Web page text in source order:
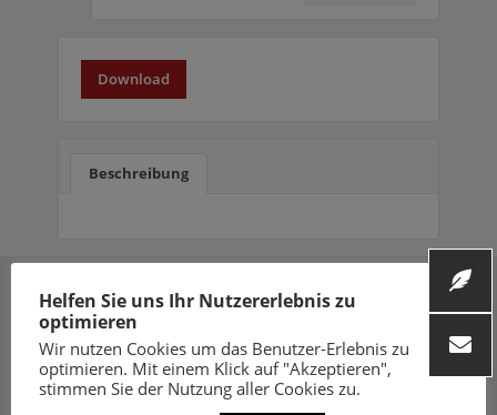
Download
Beschreibung
Folge uns
Helfen Sie uns Ihr Nutzererlebnis zu
optimieren
Wir nutzen Cookies um das Benutzer-Erlebnis zu
optimieren. Mit einem Klick auf "Akzeptieren",
stimmen Sie der Nutzung aller Cookies zu.